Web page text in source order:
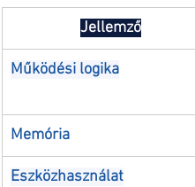
Jellemző
Működési logika
Memória
Eszközhasználat